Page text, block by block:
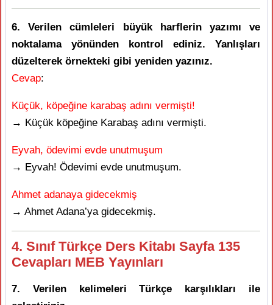
6. Verilen cümleleri büyük harflerin yazımı ve
noktalama yönünden kontrol ediniz. Yanlışları
düzelterek örnekteki gibi yeniden yazınız.
Cevap:
Küçük, köpeğine karabaş adını vermişti!
→ Küçük köpeğine Karabaş adını vermişti.
Eyvah, ödevimi evde unutmuşum
→ Eyvah! Ödevimi evde unutmuşum.
Ahmet adanaya gidecekmiş
→ Ahmet Adana’ya gidecekmiş.
4. Sınıf Türkçe Ders Kitabı Sayfa 135
Cevapları MEB Yayınları
7. Verilen kelimeleri Türkçe karşılıkları ile